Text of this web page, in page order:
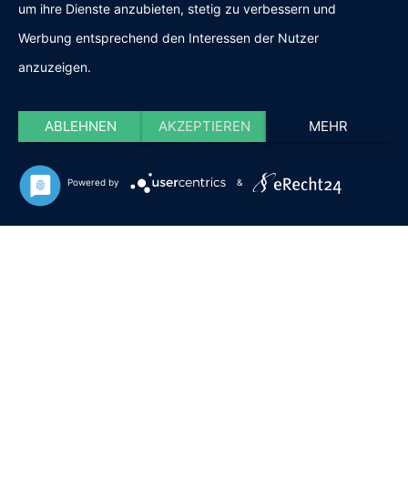
um ihre Dienste anzubieten, stetig zu verbessern und
Werbung entsprechend den Interessen der Nutzer
anzuzeigen.
ABLEHNEN AKZEPTIEREN MEHR
Powered by &